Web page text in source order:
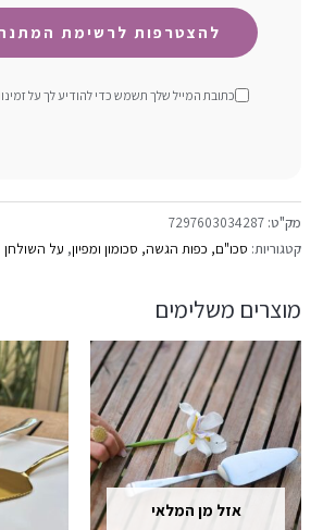
כתובת המייל שלך תשמש כדי להודיע ​​לך על
מק"ט: 7297603034287
קטגוריות: סכו"ם, כפות הגשה, סכומון ומפיון, על השולחן
מוצרים משלימים
אזל מן המלאי